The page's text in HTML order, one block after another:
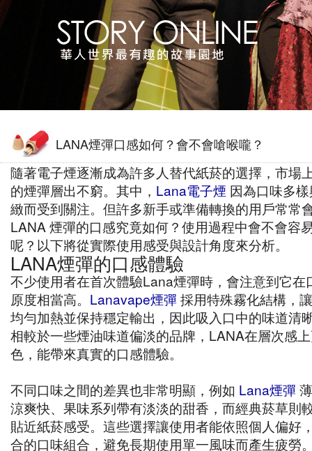
LANA煙彈口感如何？會不會嗆喉嚨？
隨著電子煙逐漸成為許多人替代紙菸的選擇，市場
的煙彈層出不窮。其中， Lana電子煙 因為口味多
緻而受到關注。但許多新手或準備轉換的用戶常常
LANA 煙彈的口感究竟如何？使用過程中會不會容
呢？以下將從實際使用感受與設計角度來分析。
LANA煙彈的口感體驗
不少使用者在首次體驗Lana煙彈時，會注意到它在
原度相當高。 Lanavape煙彈採用特殊霧化結構，
均勻加熱並保持穩定輸出，因此吸入口中的味道清
相較於一些煙油味道偏淡的品牌，LANA在層次感
色，能帶來真實的口感體驗。
不同口味之間的差異也非常明顯，例如 Lana煙彈
涼爽快、果味系列帶有淡淡的甜香，而經典菸草則
貼近紙菸感受。這些選擇讓使用者能依照個人偏好
合的口味組合，避免長期使用單一風味而產生疲勞